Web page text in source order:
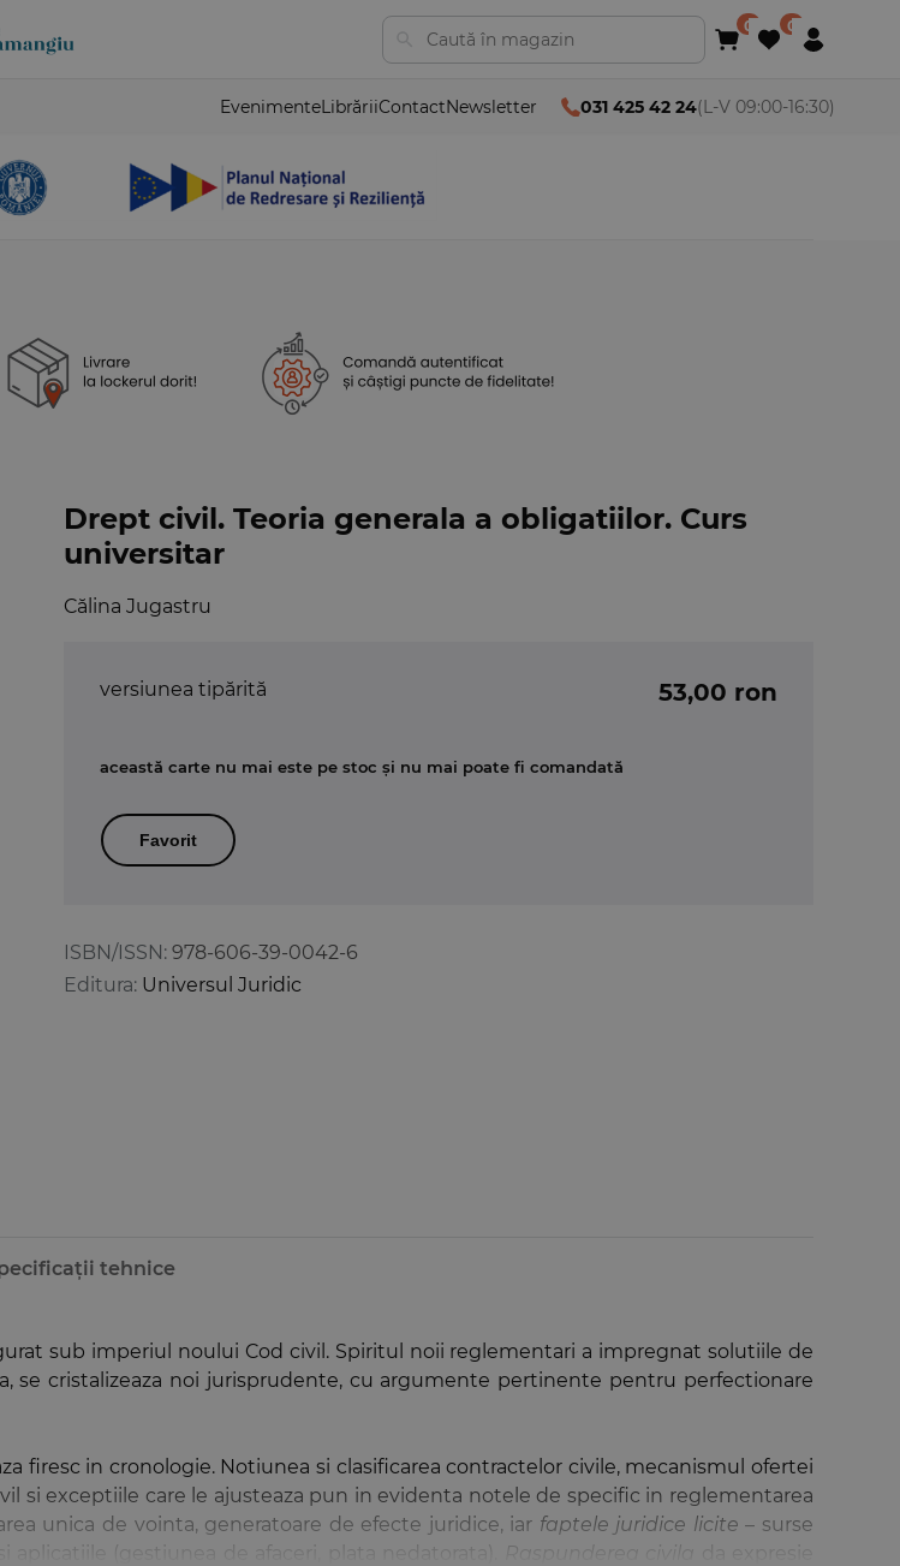
EvenimenteLibrăriiContactNewsletter 031 425 42 24(L-V 09:00-16:30)
Drept civil. Teoria generala a obligatiilor. Curs
universitar
Călina Jugastru
ISBN/ISSN: 978-606-39-0042-6
Editura: Universul Juridic
versiunea tipărită 53,00 ron
această carte nu mai este pe stoc și nu mai poate fi comandată
Favorit
tehnice
sub imperiul noului Cod civil. Spiritul noii reglementari a impregnat solutiile de
se cristalizeaza noi jurisprudente, cu argumente pertinente pentru perfectionare
firesc in cronologie. Notiunea si clasificarea contractelor civile, mecanismul ofertei
si exceptiile care le ajusteaza pun in evidenta notele de specific in reglementarea
unica de vointa, generatoare de efecte juridice, iar faptele juridice licite – surse
(gestiunea de afaceri, plata nedatorata).
Raspunderea civila